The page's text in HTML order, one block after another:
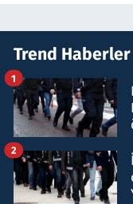
Trend Haberler
1
2